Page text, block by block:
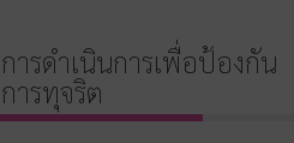
การดำเนินการเพื่อป้องกัน
การทุจริต